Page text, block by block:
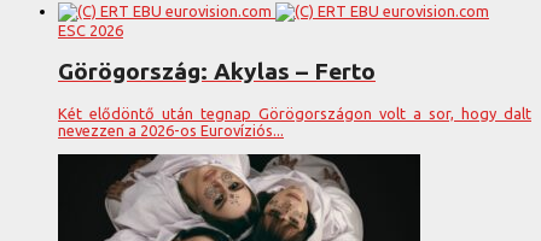
ESC 2026
Görögország: Akylas – Ferto
Két elődöntő után tegnap Görögországon volt a sor, hogy dalt
nevezzen a 2026-os Eurovíziós...